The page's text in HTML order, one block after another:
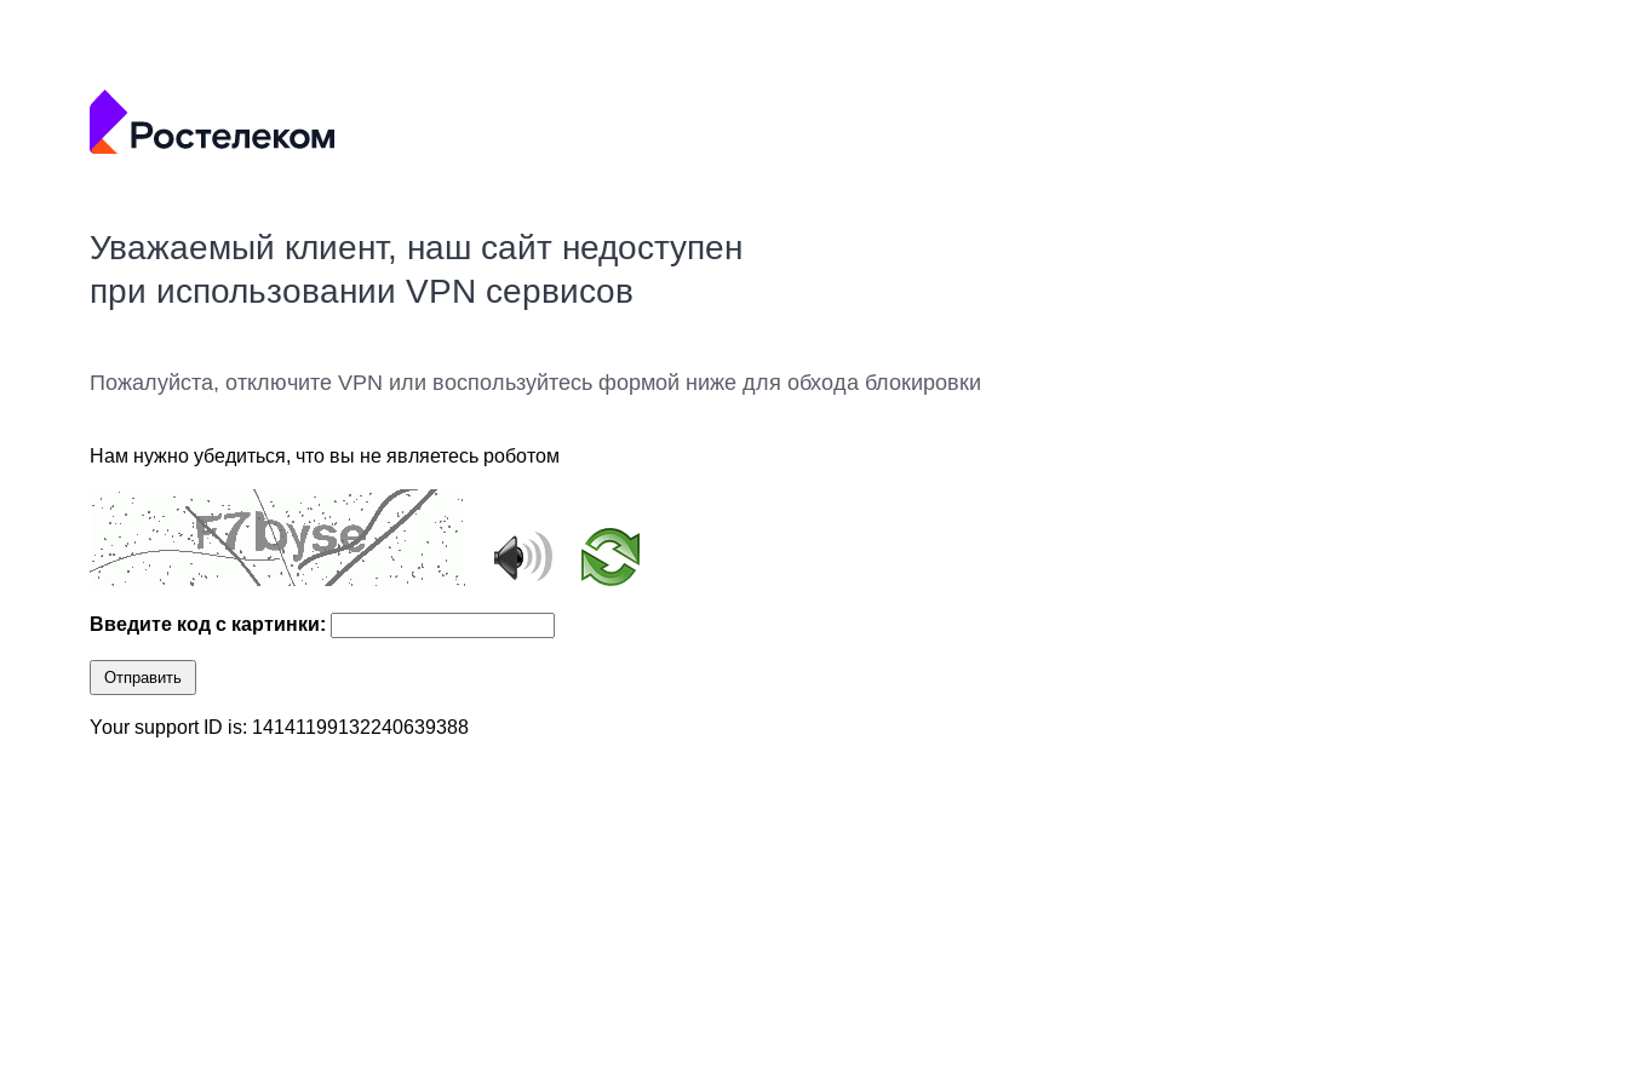
Уважаемый клиент, наш сайт недоступен
при использовании VPN сервисов
Пожалуйста, отключите VPN или воспользуйтесь формой ниже для обхода блокировки
Нам нужно убедиться, что вы не являетесь роботом
Введите код с картинки:
Отправить
Your support ID is: 14141199132240639388